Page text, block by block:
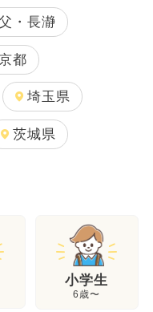
・長瀞
都
埼玉県
茨城県
小学生
6歳〜